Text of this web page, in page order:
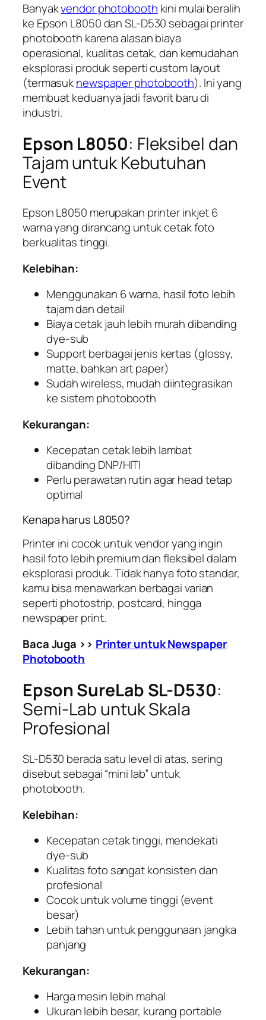
Banyakvendor photobooth kini mulai beralih
ke Epson L8050 dan SL-D530 sebagai printer
photobooth karena alasan biaya
operasional, kualitas cetak, dan kemudahan
eksplorasi produk seperti custom layout
(termasuknewspaper photobooth). Ini yang
membuat keduanya jadi favorit baru di
industri.
Epson L8050: Fleksibel dan
Tajam untuk Kebutuhan
Event
Epson L8050 merupakan printer inkjet 6
warna yang dirancang untuk cetak foto
berkualitas tinggi.
Kelebihan:
Menggunakan 6 warna, hasil foto lebih
tajam dan detail
Biaya cetak jauh lebih murah dibanding
dye-sub
Support berbagai jenis kertas (glossy,
matte, bahkan art paper)
Sudah wireless, mudah diintegrasikan
ke sistem photobooth
Kekurangan:
Kecepatan cetak lebih lambat
dibanding DNP/HITI
Perlu perawatan rutin agar head tetap
optimal
Kenapa harus L8050?
Printer ini cocok untuk vendor yang ingin
hasil foto lebih premium dan fleksibel dalam
eksplorasi produk. Tidak hanya foto standar,
kamu bisa menawarkan berbagai varian
seperti photostrip, postcard, hingga
newspaper print.
Baca Juga >> Printer untuk Newspaper
Photobooth
Epson SureLab SL-D530:
Semi-Lab untuk Skala
Profesional
SL-D530 berada satu level di atas, sering
disebut sebagai “mini lab” untuk
photobooth.
Kelebihan:
Kecepatan cetak tinggi, mendekati
dye-sub
Kualitas foto sangat konsisten dan
profesional
Cocok untuk volume tinggi (event
besar)
Lebih tahan untuk penggunaan jangka
panjang
Kekurangan:
Harga mesin lebih mahal
Ukuran lebih besar, kurang portable